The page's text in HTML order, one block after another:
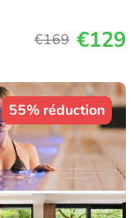
€169 €129
55% réduction